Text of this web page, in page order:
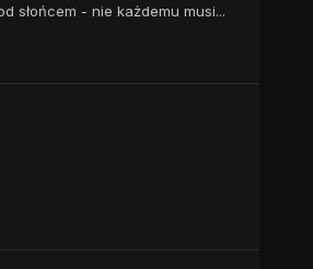
słońcem - nie każdemu musi...